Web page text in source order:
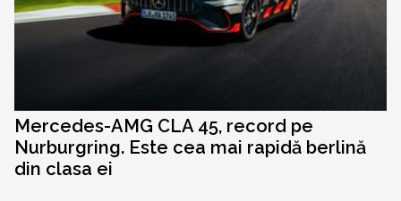
Mercedes-AMG CLA 45, record pe
Nurburgring. Este cea mai rapidă berlină
din clasa ei